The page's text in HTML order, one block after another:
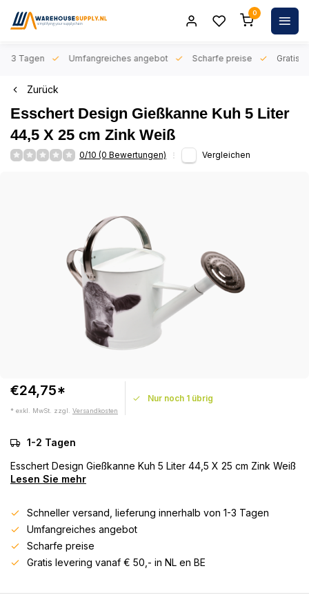
0
3 Tagen Umfangreiches angebot Scharfe preise Gratis
Zurück
Esschert Design Gießkanne Kuh 5 Liter
44,5 X 25 cm Zink Weiß
0/10 (0 Bewertungen) Vergleichen
€24,75*
* exkl. MwSt. zzgl. Versandkosten
Nur noch 1 übrig
1-2 Tagen
Esschert Design Gießkanne Kuh 5 Liter 44,5 X 25 cm Zink Weiß
Lesen Sie mehr
Schneller versand, lieferung innerhalb von 1-3 Tagen
Umfangreiches angebot
Scharfe preise
Gratis levering vanaf € 50,- in NL en BE